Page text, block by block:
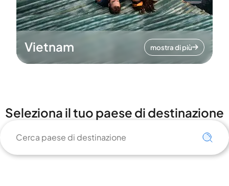
Vietnam mostra di più
Seleziona il tuo paese di destinazione